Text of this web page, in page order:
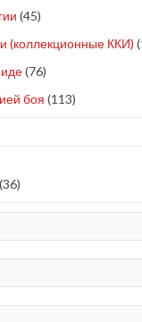
(45)
(коллекционные ККИ)
(76)
боя (113)
(36)